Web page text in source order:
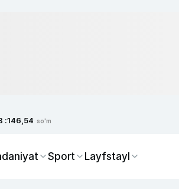
:146,54 so'm
Sport Layfstayl